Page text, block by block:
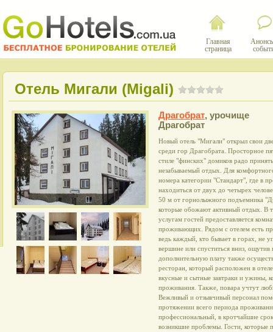
Главная
страница
Отель Мигали (Migali)
Драгобрат, урочище
Драгобрат
Новый отель "Мигали" открыл свои
среди гор Драгобрата. Просторное
стиле "финских" домиков радо
незабываемый отдых. Для
номера категории "Стандарт", где в
находиться от двух до четырех
50 м от горнолыжного подъемника
которые обожают активный отдых. В
услугам гостей предоставляется
проживающих. Рядом с отелем есть
ведь каждый, кто бывает в горах, не
вершине или спуститься вниз, ощутив
дополнительную плату также
ресторан, который расположен в
вкусные и сытные завтраки и ужины,
проживания. Также, повара учтут
Вежливый и отзывчивый персонал
протяжении всего периода
профессиональный, в кротчайшие
возникшие проблемы. Гости, которые